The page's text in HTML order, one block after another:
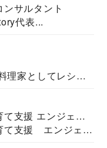
サルタント
代表...
家としてレシピ
支援 エンジェル
て支援 エンジェル